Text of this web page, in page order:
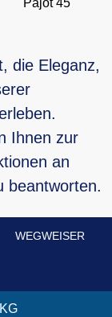
die Eleganz,
Ihnen zur
an
beantworten.
WEGWEISER